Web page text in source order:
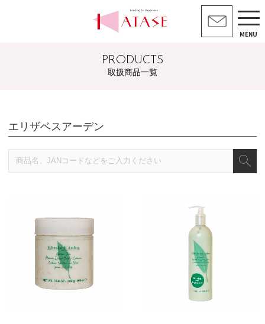
MENU
PRODUCTS
取扱商品一覧
エリザベスアーデン